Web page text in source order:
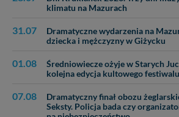
klimatu na Mazurach
31.07
Dramatyczne wydarzenia na
dziecka i mężczyzny w Giżycku
01.08
Średniowiecze ożyje w Starych
kolejna edycja kultowego festiwalu
07.08
Dramatyczny finał obozu
Seksty. Policja bada czy